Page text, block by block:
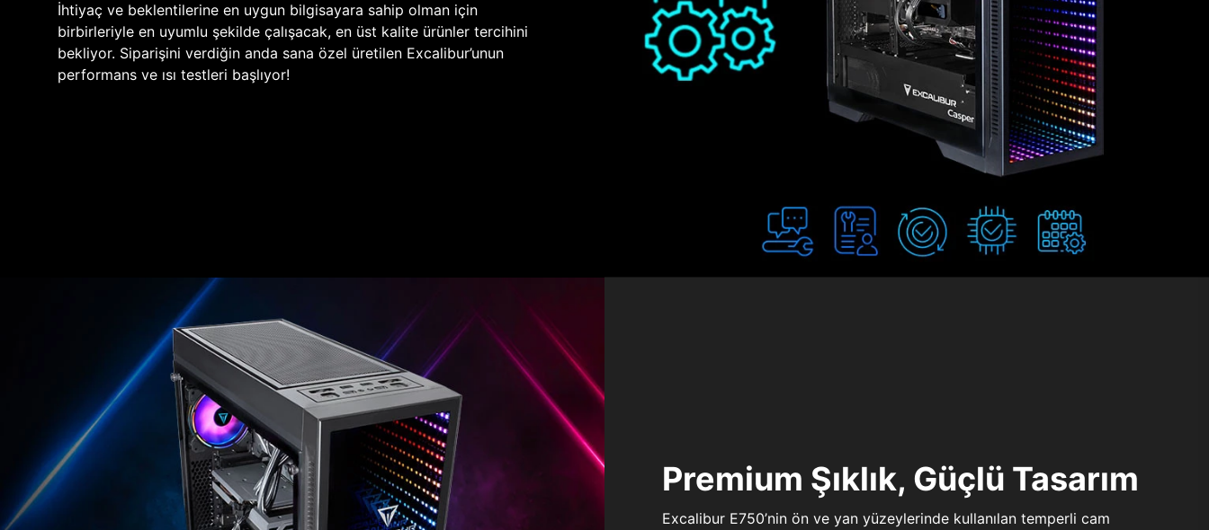
İhtiyaç ve beklentilerine en uygun bilgisayara sahip olman için
birbirleriyle en uyumlu şekilde çalışacak, en üst kalite ürünler tercihini
bekliyor. Siparişini verdiğin anda sana özel üretilen Excalibur’unun
performans ve ısı testleri başlıyor!
Premium Şıklık, Güçlü Tasarım
Excalibur E750’nin ön ve yan yüzeylerinde kullanılan temperli cam